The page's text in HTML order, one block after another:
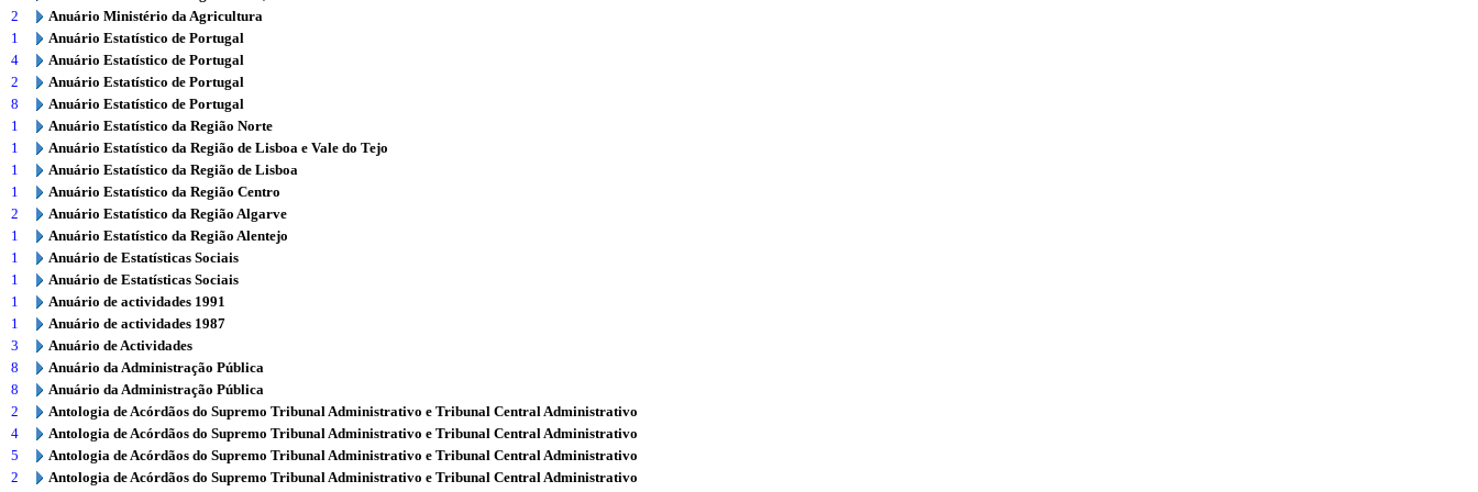
2
Anuário Ministério da Agricultura
1
Anuário Estatístico de Portugal
4
Anuário Estatístico de Portugal
2
Anuário Estatístico de Portugal
8
Anuário Estatístico de Portugal
1
Anuário Estatístico da Região Norte
1
Anuário Estatístico da Região de Lisboa e Vale do Tejo
1
Anuário Estatístico da Região de Lisboa
1
Anuário Estatístico da Região Centro
2
Anuário Estatístico da Região Algarve
1
Anuário Estatístico da Região Alentejo
1
Anuário de Estatísticas Sociais
1
Anuário de Estatísticas Sociais
1
Anuário de actividades 1991
1
Anuário de actividades 1987
3
Anuário de Actividades
8
Anuário da Administração Pública
8
Anuário da Administração Pública
2
Antologia de Acórdãos do Supremo Tribunal Administrativo e Tribunal Central Administrativo
4
Antologia de Acórdãos do Supremo Tribunal Administrativo e Tribunal Central Administrativo
5
Antologia de Acórdãos do Supremo Tribunal Administrativo e Tribunal Central Administrativo
2
Antologia de Acórdãos do Supremo Tribunal Administrativo e Tribunal Central Administrativo